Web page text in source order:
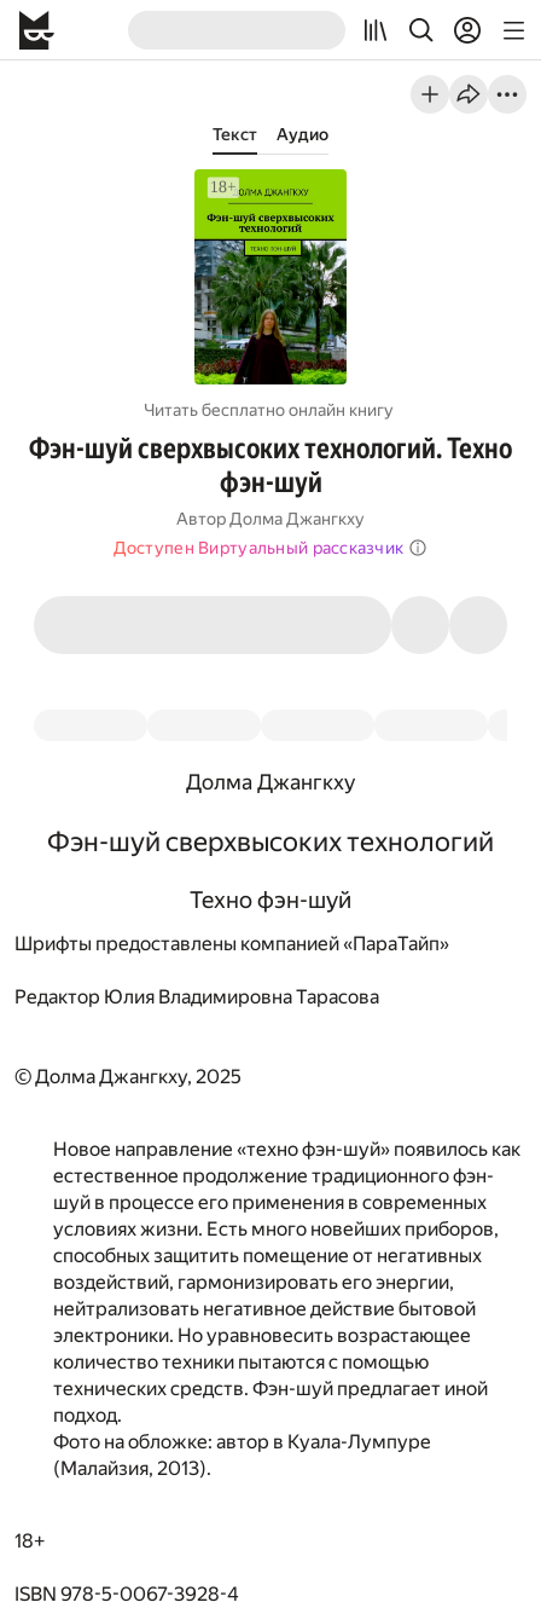
Текст Аудио
Читать бесплатно онлайн книгу
Фэн-шуй сверхвысоких технологий. Техно
фэн-шуй
Автор Долма Джангкху
Доступен Виртуальный рассказчик
Долма Джангкху
Фэн-шуй сверхвысоких технологий
Техно фэн-шуй
Шрифты предоставлены компанией «ПараТайп»
Редактор Юлия Владимировна Тарасова
© Долма Джангкху, 2025
Новое направление «техно фэн-шуй» появилось как
естественное продолжение традиционного фэн-
шуй в процессе его применения в современных
условиях жизни. Есть много новейших приборов,
способных защитить помещение от негативных
воздействий, гармонизировать его энергии,
нейтрализовать негативное действие бытовой
электроники. Но уравновесить возрастающее
количество техники пытаются с помощью
технических средств. Фэн-шуй предлагает иной
подход.
Фото на обложке: автор в Куала-Лумпуре
(Малайзия, 2013).
18+
ISBN 978-5-0067-3928-4